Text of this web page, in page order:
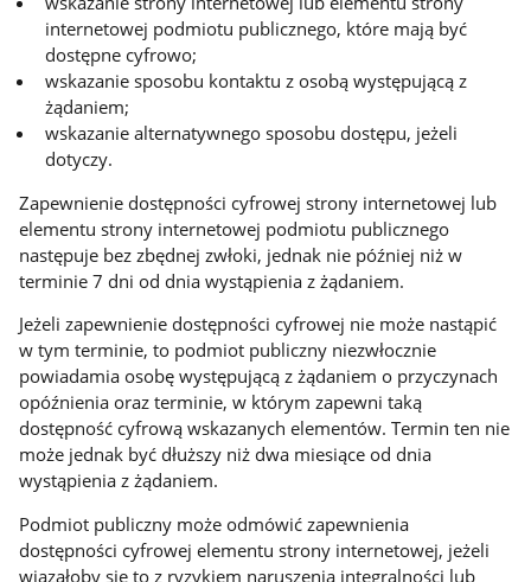
internetowej podmiotu publicznego, które mają być
dostępne cyfrowo;
wskazanie sposobu kontaktu z osobą występującą z
żądaniem;
wskazanie alternatywnego sposobu dostępu, jeżeli
dotyczy.
Zapewnienie dostępności cyfrowej strony internetowej lub
elementu strony internetowej podmiotu publicznego
następuje bez zbędnej zwłoki, jednak nie później niż w
terminie 7 dni od dnia wystąpienia z żądaniem.
Jeżeli zapewnienie dostępności cyfrowej nie może nastąpić
w tym terminie, to podmiot publiczny niezwłocznie
powiadamia osobę występującą z żądaniem o przyczynach
opóźnienia oraz terminie, w którym zapewni taką
dostępność cyfrową wskazanych elementów. Termin ten nie
może jednak być dłuższy niż dwa miesiące od dnia
wystąpienia z żądaniem.
Podmiot publiczny może odmówić zapewnienia
dostępności cyfrowej elementu strony internetowej, jeżeli
wiązałoby się to z ryzykiem naruszenia integralności lub